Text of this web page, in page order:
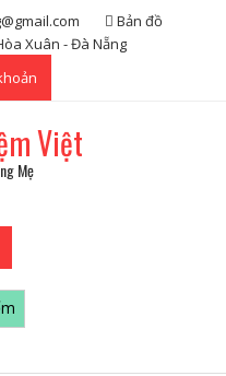
Bản đồ
Xuân - Đà Nẵng
Việt
Mẹ